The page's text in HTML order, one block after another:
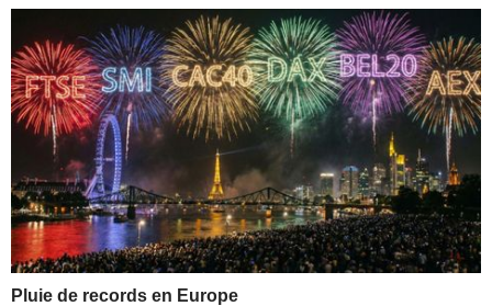
Pluie de records en Europe